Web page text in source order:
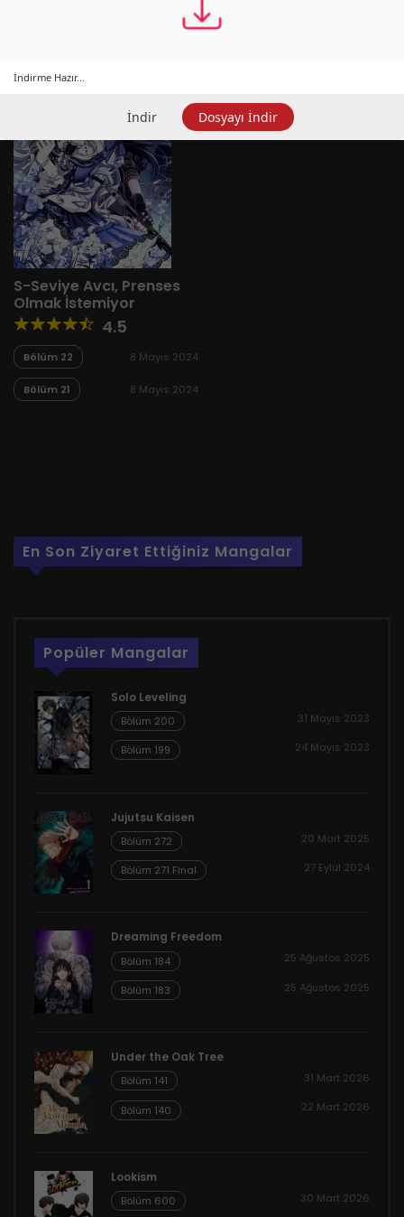
S-Seviye Avcı, Prenses
Olmak İstemiyor
4.5
Bölüm 22 8 Mayıs 2024
Bölüm 21 8 Mayıs 2024
En Son Ziyaret Ettiğiniz Mangalar
Popüler Mangalar
Solo Leveling
Bölüm 200 31 Mayıs 2023
Bölüm 199 24 Mayıs 2023
Jujutsu Kaisen
Bölüm 272 20 Mart 2025
Bölüm 271 Final 27 Eylül 2024
Dreaming Freedom
Bölüm 184 25 Ağustos 2025
Bölüm 183 25 Ağustos 2025
Under the Oak Tree
Bölüm 141 31 Mart 2026
Bölüm 140 22 Mart 2026
Lookism
Bölüm 600 30 Mart 2026
İndirme Hazır...
İndir Dosyayı İndir